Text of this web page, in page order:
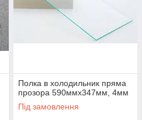
Полка в холодильник пряма
прозора 590ммх347мм, 4мм
Під замовлення